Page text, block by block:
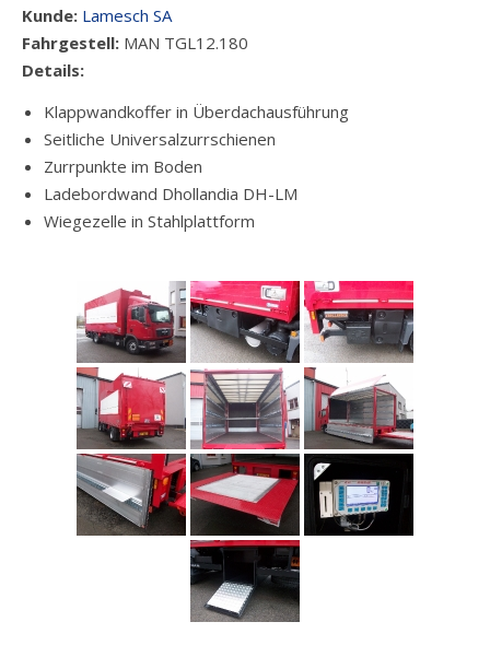
Kunde: Lamesch SA
Fahrgestell: MAN TGL12.180
Details:
Klappwandkoffer in Überdachausführung
Seitliche Universalzurrschienen
Zurrpunkte im Boden
Ladebordwand Dhollandia DH-LM
Wiegezelle in Stahlplattform